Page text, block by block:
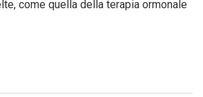
come quella della terapia ormonale